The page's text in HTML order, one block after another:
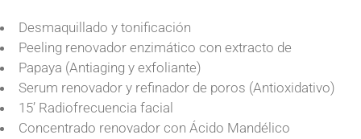
Desmaquillado y tonificación
Peeling renovador enzimático con extracto de
Papaya (Antiaging y exfoliante)
Serum renovador y refinador de poros (Antioxidativo)
15’ Radiofrecuencia facial
Concentrado renovador con Ácido Mandélico